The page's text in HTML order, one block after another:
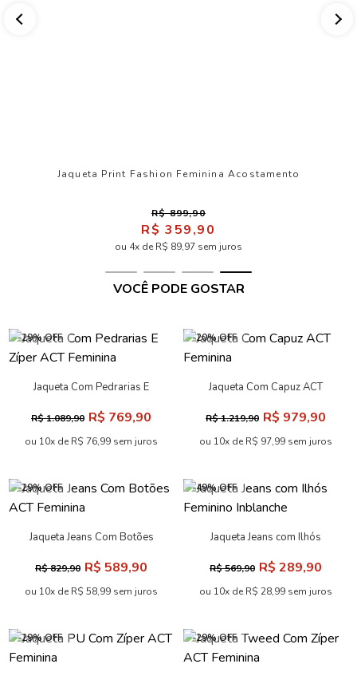
Jaqueta Print Fashion Feminina Acostamento
R$ 899,90
R$ 359,90
ou 4x de R$ 89,97 sem juros
VOCÊ PODE GOSTAR
-29% OFF
Jaqueta Com Pedrarias E
R$ 1.089,90 R$ 769,90
ou 10x de R$ 76,99 sem juros
-20% OFF
Jaqueta Com Capuz ACT
R$ 1.219,90 R$ 979,90
ou 10x de R$ 97,99 sem juros
-29% OFF
Jaqueta Jeans Com Botões
R$ 829,90 R$ 589,90
ou 10x de R$ 58,99 sem juros
-49% OFF
Jaqueta Jeans com Ilhós
R$ 569,90 R$ 289,90
ou 10x de R$ 28,99 sem juros
-29% OFF -29% OFF